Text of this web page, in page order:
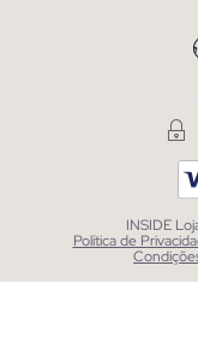
INSIDE
Política de